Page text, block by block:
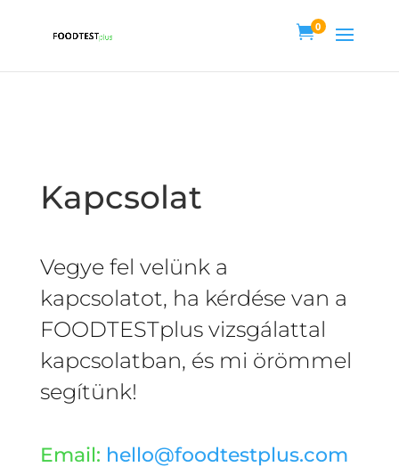
0
Kapcsolat
Vegye fel velünk a
kapcsolatot, ha kérdése van a
FOODTESTplus vizsgálattal
kapcsolatban, és mi örömmel
segítünk!
Email: hello@foodtestplus.com